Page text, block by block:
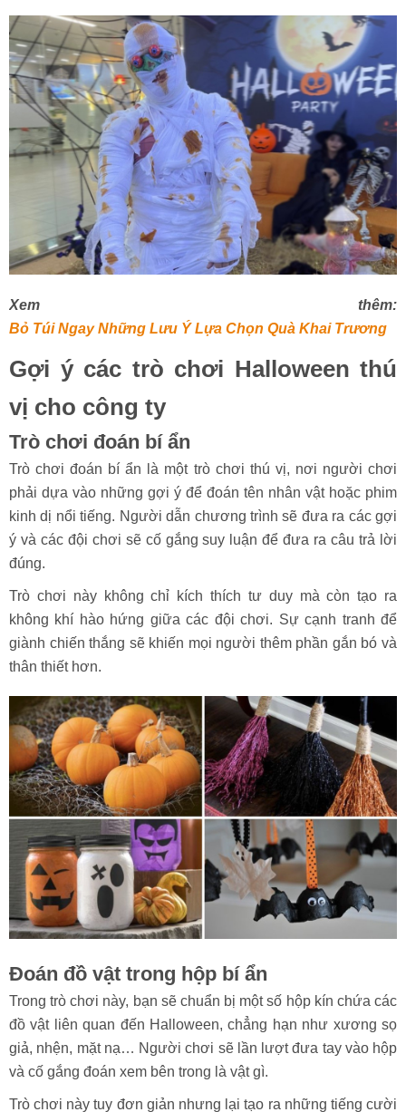
Xem thêm:
Bỏ Túi Ngay Những Lưu Ý Lựa Chọn Quà Khai Trương
Gợi ý các trò chơi Halloween thú
vị cho công ty
Trò chơi đoán bí ẩn
Trò chơi đoán bí ẩn là một trò chơi thú vị, nơi người chơi
phải dựa vào những gợi ý để đoán tên nhân vật hoặc phim
kinh dị nổi tiếng. Người dẫn chương trình sẽ đưa ra các gợi
ý và các đội chơi sẽ cố gắng suy luận để đưa ra câu trả lời
đúng.
Trò chơi này không chỉ kích thích tư duy mà còn tạo ra
không khí hào hứng giữa các đội chơi. Sự cạnh tranh để
giành chiến thắng sẽ khiến mọi người thêm phần gắn bó và
thân thiết hơn.
Đoán đồ vật trong hộp bí ẩn
Trong trò chơi này, bạn sẽ chuẩn bị một số hộp kín chứa các
đồ vật liên quan đến Halloween, chẳng hạn như xương sọ
giả, nhện, mặt nạ… Người chơi sẽ lần lượt đưa tay vào hộp
và cố gắng đoán xem bên trong là vật gì.
Trò chơi này tuy đơn giản nhưng lại tạo ra những tiếng cười